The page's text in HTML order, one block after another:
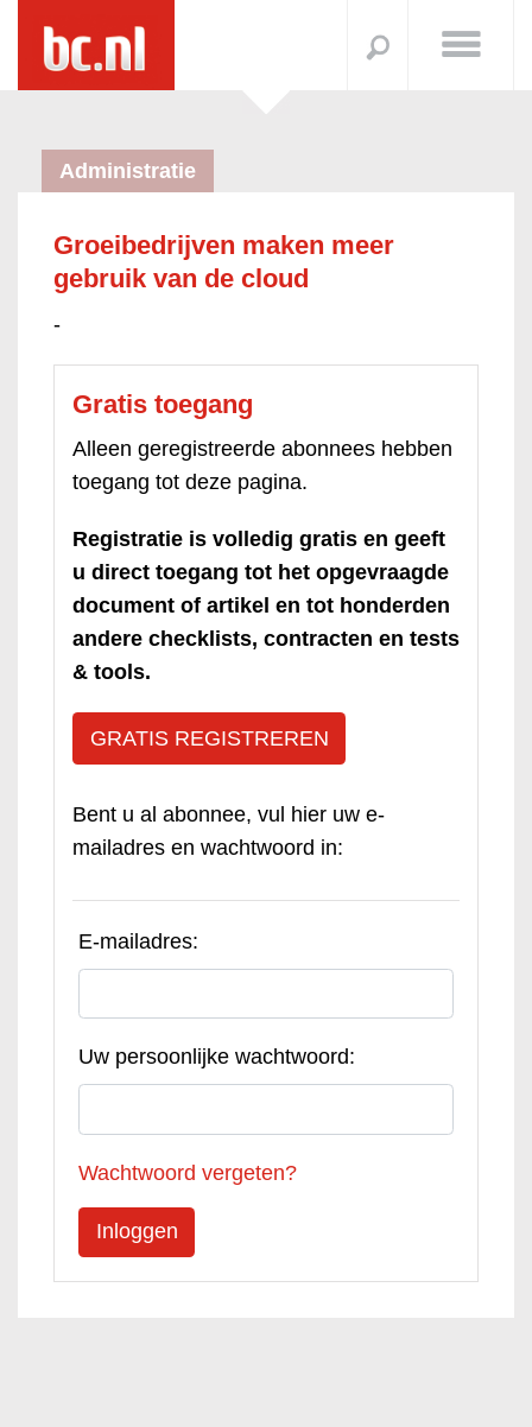
Administratie
Groeibedrijven maken meer
gebruik van de cloud
-
Gratis toegang
Alleen geregistreerde abonnees hebben
toegang tot deze pagina.
Registratie is volledig gratis en geeft
u direct toegang tot het opgevraagde
document of artikel en tot honderden
andere checklists, contracten en tests
& tools.
GRATIS REGISTREREN
Bent u al abonnee, vul hier uw e-
mailadres en wachtwoord in:
E-mailadres:
Uw persoonlijke wachtwoord:
Wachtwoord vergeten?